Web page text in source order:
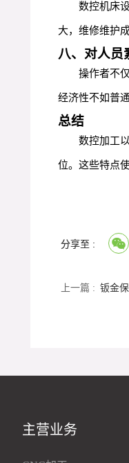
数控机床
大，维修维护
八、对人员
操作者不
经济性不如普通
总结
数控加工
位。这些特点
分享至 :
上一篇 : 钣金
主营业务